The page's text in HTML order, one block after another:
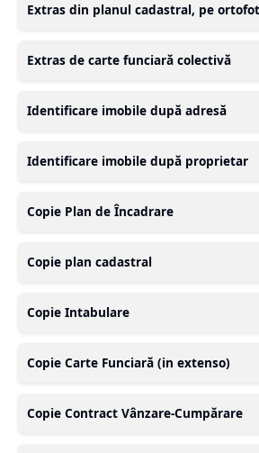
Extras din planul cadastral, pe
Extras de carte funciară colectivă
Identificare imobile după adresă
Identificare imobile după proprietar
Copie Plan de Încadrare
Copie plan cadastral
Copie Intabulare
Copie Carte Funciară (in extenso)
Copie Contract Vânzare-Cumpărare